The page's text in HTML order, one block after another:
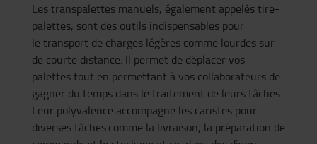
Les transpalettes manuels, également appelés tire-
palettes, sont des outils indispensables pour
le transport de charges légères comme lourdes sur
de courte distance. Il permet de déplacer vos
palettes tout en permettant à vos collaborateurs de
gagner du temps dans le traitement de leurs tâches.
Leur polyvalence accompagne les caristes pour
diverses tâchescomme la livraison, la préparation de